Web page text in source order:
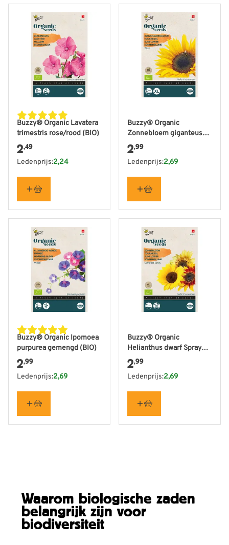
Buzzy® Organic Lavatera
trimestris rose/rood (BIO)
2,49
Ledenprijs:2,24
Buzzy® Organic
Zonnebloem giganteus
(BIO)
2,99
Ledenprijs:2,69
Buzzy® Organic Ipomoea
purpurea gemengd (BIO)
2,99
Ledenprijs:2,69
Buzzy® Organic
Helianthus dwarf Spray
mixed (BIO)
2,99
Ledenprijs:2,69
Waarom biologische zaden
belangrijk zijn voor
biodiversiteit